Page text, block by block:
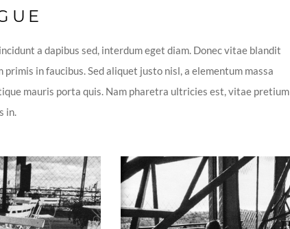
a dapibus sed, interdum eget diam. Donec vitae blandit
in faucibus. Sed aliquet justo nisl, a elementum massa
mauris porta quis. Nam pharetra ultricies est, vitae pretium
in.